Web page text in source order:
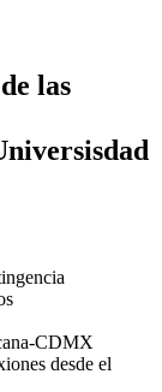
las
CDMX
desde el